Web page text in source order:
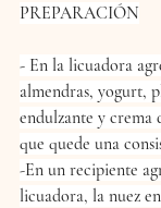
PREPARACIÓN
- En la licuadora
almendras, yogurt,
endulzante y crema
que quede una
-En un recipiente
licuadora, la nuez